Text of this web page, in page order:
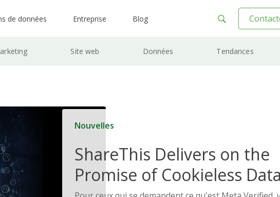
de données Entreprise Blog
Site web Données Tendances
Nouvelles
ShareThis Delivers on the
Promise of Cookieless Data